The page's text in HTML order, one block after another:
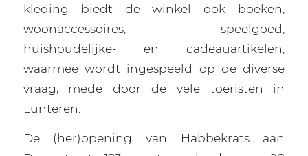
kleding biedt de winkel ook boeken,
woonaccessoires, speelgoed,
huishoudelijke- en cadeauartikelen,
waarmee wordt ingespeeld op de diverse
vraag, mede door de vele toeristen in
Lunteren.
De (her)opening van Habbekrats aan